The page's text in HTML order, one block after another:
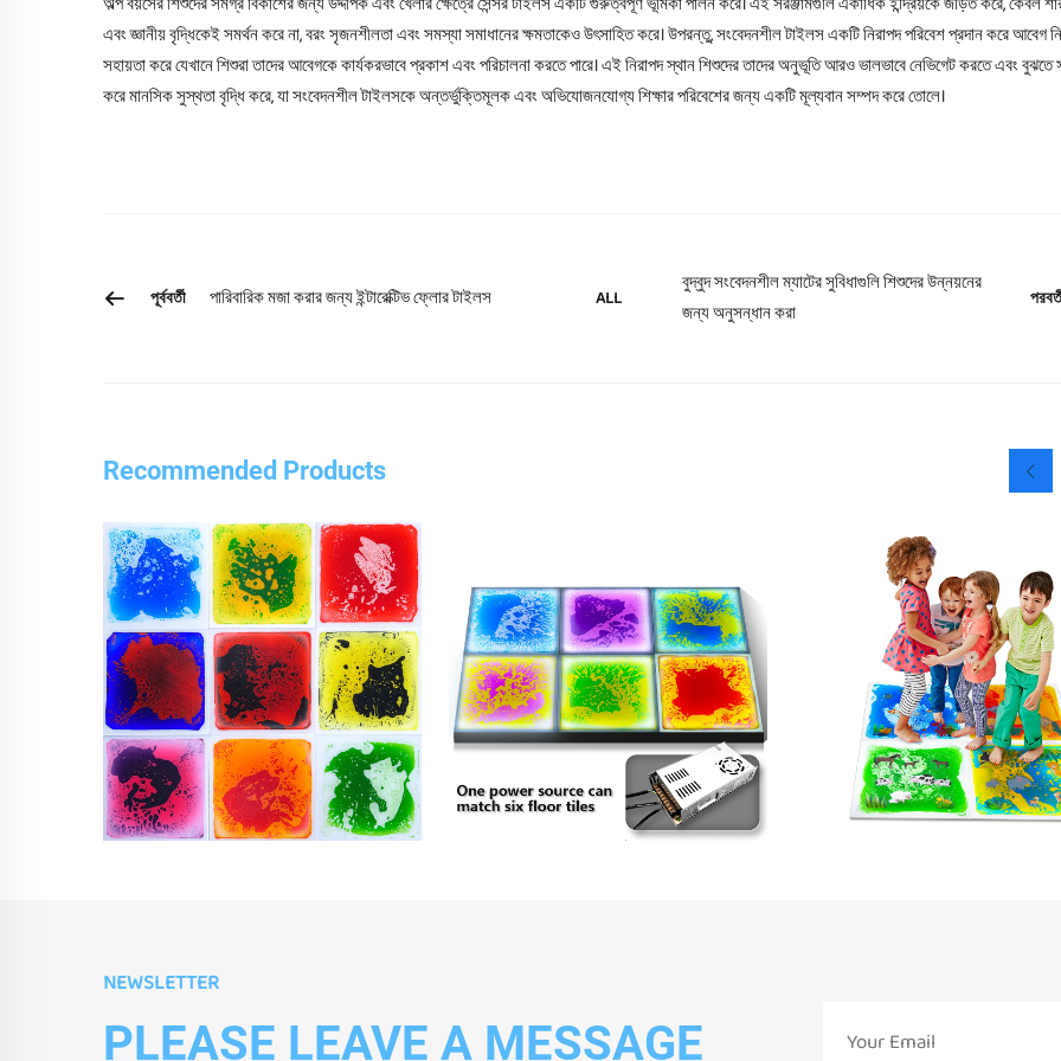
এবং জ্ঞানীয় বৃদ্ধিকেই সমর্থন করে না, বরং সৃজনশীলতা এবং সমস্যা সমাধানের ক্ষমতাকেও উৎসাহিত করে। উপরন্তু, সংবেদনশীল টাইলস একটি নিরাপদ পরিবেশ প্রদান করে আবেগ
সহায়তা করে যেখানে শিশুরা তাদের আবেগকে কার্যকরভাবে প্রকাশ এবং পরিচালনা করতে পারে। এই নিরাপদ স্থান শিশুদের তাদের অনুভূতি আরও ভালভাবে নেভিগেট করতে এবং বুঝতে
করে মানসিক সুস্থতা বৃদ্ধি করে, যা সংবেদনশীল টাইলসকে অন্তর্ভুক্তিমূলক এবং অভিযোজনযোগ্য শিক্ষার পরিবেশের জন্য একটি মূল্যবান সম্পদ করে তোলে।
পূর্ববর্তী পারিবারিক মজা করার জন্য ইন্টারেক্টিভ ফ্লোর টাইলস ALL
বুদ্বুদ সংবেদনশীল ম্যাটের সুবিধাগুলি শিশুদের উন্নয়নের
জন্য অনুসন্ধান করা
Recommended Products
NEWSLETTER
PLEASE LEAVE A MESSAGE